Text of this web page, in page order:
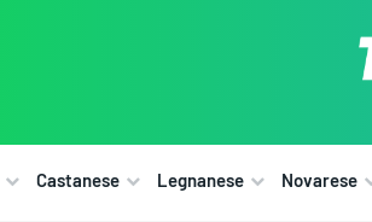
Castanese Legnanese Novarese